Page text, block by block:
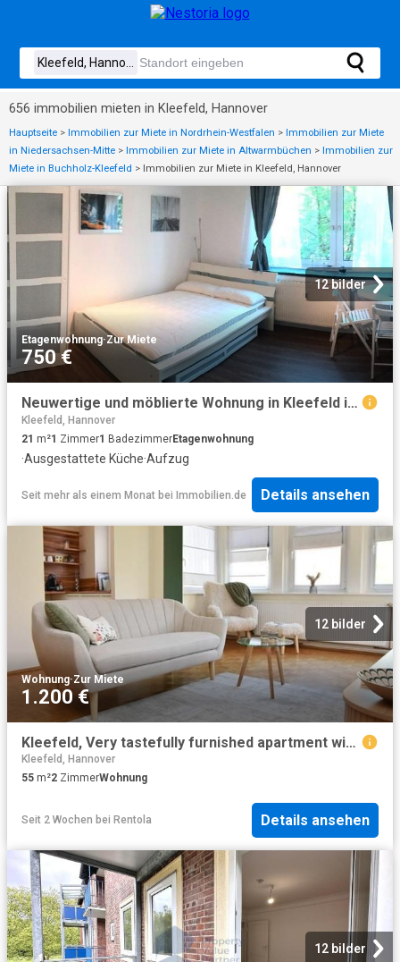
656 immobilien mieten in Kleefeld, Hannover
Hauptseite > Immobilien zur Miete in Nordrhein-Westfalen > Immobilien zur Miete
in Niedersachsen-Mitte > Immobilien zur Miete in Altwarmbüchen > Immobilien zur
Miete in Buchholz-Kleefeld > Immobilien zur Miete in Kleefeld, Hannover
12 bilder
Etagenwohnung·Zur Miete
750 €
Neuwertige und möblierte Wohnung in Kleefeld in der Nähe MHH
Kleefeld, Hannover
21 m²1 Zimmer1 BadezimmerEtagenwohnung
·Ausgestattete Küche·Aufzug
Seit mehr als einem Monat bei Immobilien.de Details ansehen
12 bilder
Wohnung·Zur Miete
1.200 €
Kleefeld, Very tastefully furnished apartment with balcony on the Eilenriede
Kleefeld, Hannover
55 m²2 ZimmerWohnung
Seit 2 Wochen bei Rentola Details ansehen
12 bilder